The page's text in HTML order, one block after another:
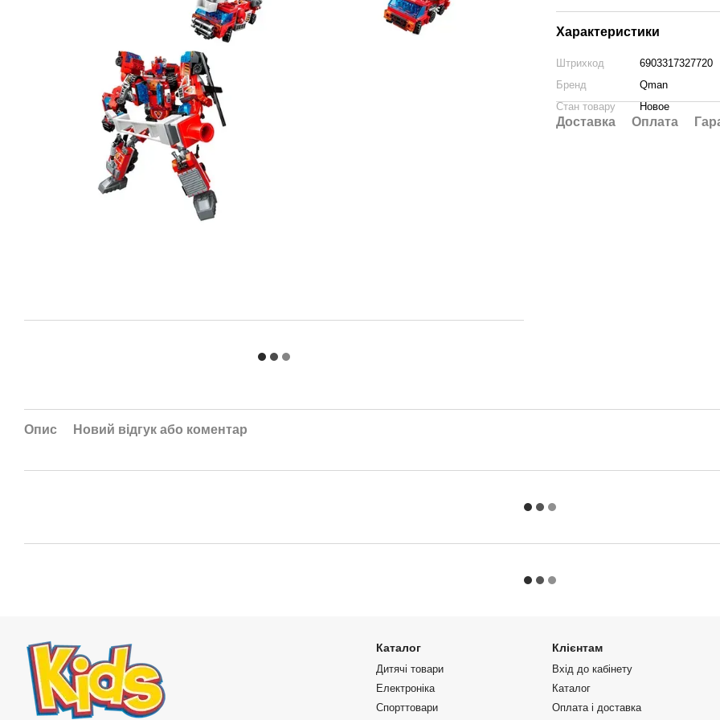
Характеристики
Штрихкод
6903317327720
Бренд
Qman
Стан товару
Новое
Доставка Оплата
Опис Новий відгук або коментар
Каталог
Дитячі товари
Електроніка
Спорттовари
Клієнтам
Вхід до кабінету
Каталог
Оплата і доставка